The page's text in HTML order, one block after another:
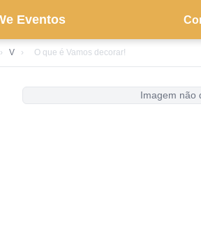
Eventos
› V › O que é Vamos decorar!
Imagem não